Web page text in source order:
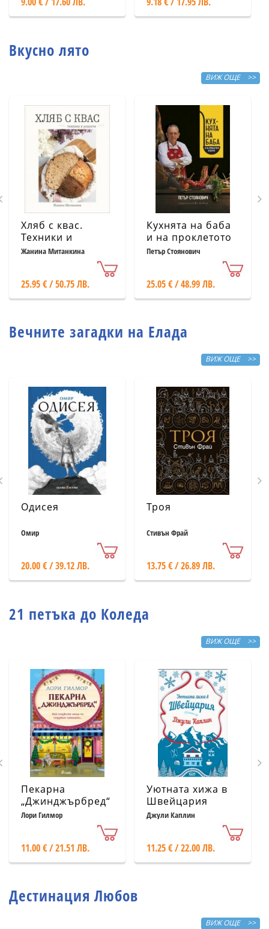
Вкусно лято
ВИЖ ОЩЕ >>
Хляб с квас.
Техники и
рецепти
Жанина Митанкина
25.95 € / 50.75 ЛВ.
Кухнята на баба
и на проклетото
й внуче
Петър Стоянович
25.05 € / 48.99 ЛВ.
Вечните загадки на Елада
ВИЖ ОЩЕ >>
Одисея
Омир
20.00 € / 39.12 ЛВ.
Троя
Стивън Фрай
13.75 € / 26.89 ЛВ.
21 петъка до Коледа
ВИЖ ОЩЕ >>
Пекарна
„Джинджърбред“
(с цветни
Лори Гилмор
11.00 € / 21.51 ЛВ.
Уютната хижа в
Швейцария
Джули Каплин
11.25 € / 22.00 ЛВ.
Дестинация Любов
ВИЖ ОЩЕ >>